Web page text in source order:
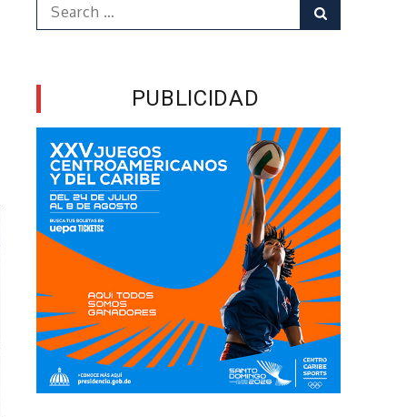
for:
PUBLICIDAD